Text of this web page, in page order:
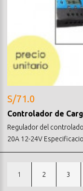
S/71.0
Controlador de
Regulador del
20A 12-24V
1 2 3